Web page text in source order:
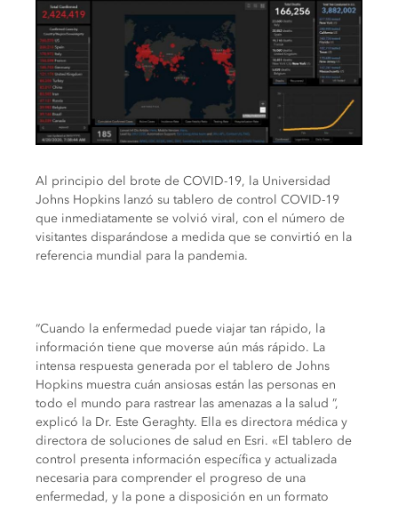
Al principio del brote de COVID-19, la Universidad
Johns Hopkins lanzó su tablero de control COVID-19
que inmediatamente se volvió viral, con el número de
visitantes disparándose a medida que se convirtió en la
referencia mundial para la pandemia.
“Cuando la enfermedad puede viajar tan rápido, la
información tiene que moverse aún más rápido. La
intensa respuesta generada por el tablero de Johns
Hopkins muestra cuán ansiosas están las personas en
todo el mundo para rastrear las amenazas a la salud ”,
explicó la Dr. Este Geraghty. Ella es directora médica y
directora de soluciones de salud en Esri. «El tablero de
control presenta información específica y actualizada
necesaria para comprender el progreso de una
enfermedad, y la pone a disposición en un formato